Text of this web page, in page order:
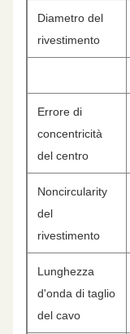
Diametro del
rivestimento
Errore di
concentricità
del centro
Noncircularity
del
rivestimento
Lunghezza
d'onda di taglio
del cavo